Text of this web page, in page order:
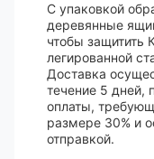
С упаковкой
деревянные
чтобы защитить
легированной
Доставка
течение 5 дней,
оплаты,
размере 30% и
отправкой.